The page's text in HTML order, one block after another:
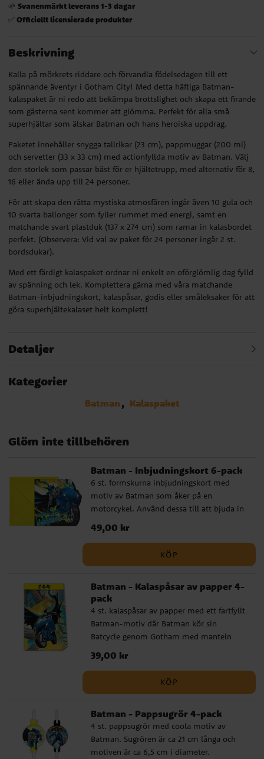
🌱 Svanenmärkt leverans 1-3 dagar
✅ Officiellt licensierade produkter
Beskrivning
Kalla på mörkrets riddare och förvandla födelsedagen till ett
spännande äventyr i Gotham City! Med detta häftiga Batman-
kalaspaket är ni redo att bekämpa brottslighet och skapa ett firande
som gästerna sent kommer att glömma. Perfekt för alla små
superhjältar som älskar Batman och hans heroiska uppdrag.
Paketet innehåller snygga tallrikar (23 cm), pappmuggar (200 ml)
och servetter (33 x 33 cm) med actionfyllda motiv av Batman. Välj
den storlek som passar bäst för er hjältetrupp, med alternativ för 8,
16 eller ända upp till 24 personer.
För att skapa den rätta mystiska atmosfären ingår även 10 gula och
10 svarta ballonger som fyller rummet med energi, samt en
matchande svart plastduk (137 x 274 cm) som ramar in kalasbordet
perfekt. (Observera: Vid val av paket för 24 personer ingår 2 st.
bordsdukar).
Med ett färdigt kalaspaket ordnar ni enkelt en oförglömlig dag fylld
av spänning och lek. Komplettera gärna med våra matchande
Batman-inbjudningskort, kalaspåsar, godis eller småleksaker för att
göra superhjältekalaset helt komplett!
Detaljer
Kategorier
Batman Kalaspaket
Glöm inte tillbehören
Batman - Inbjudningskort 6-pack
6 st. formskurna inbjudningskort med
motiv av Batman som åker på en
motorcykel. Använd dessa till att bjuda in
dina kompisar till ett skojigt kalas med
Batman tema. Inbjudningskorten är ca 12 x
Förpackningen inkluderar även 6 st. gula
Pris :49,00 kr
49,00 kr
KÖP
Batman - Kalaspåsar av papper 4-
pack
4 st. kalaspåsar av papper med ett fartfyllt
Batman-motiv där Batman kör sin
Batcycle genom Gotham med manteln
svepande bakom sig. Perfekta att fylla
med godis, små leksaker eller
överraskningar som barnen kan ta med sig
hem efter kalaset. ✔️ Storlek: ca 22 x 13 cm
certifierat papper
Pris:39,00 kr
39,00 kr
KÖP
Batman - Pappsugrör 4-pack
4 st. pappsugrör med coola motiv av
Batman. Sugrören är ca 21 cm långa och
motiven är ca 6,5 cm i diameter.